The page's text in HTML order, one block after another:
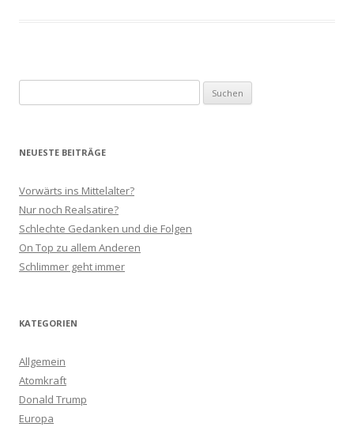
nach:
NEUESTE BEITRÄGE
Vorwärts ins Mittelalter?
Nur noch Realsatire?
Schlechte Gedanken und die Folgen
On Top zu allem Anderen
Schlimmer geht immer
KATEGORIEN
Allgemein
Atomkraft
Donald Trump
Europa